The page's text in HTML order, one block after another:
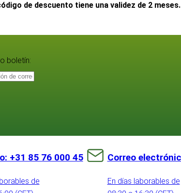
de descuento tiene una validez de 2 meses.
boletín:
+31 85 76 000 45
de
Correo
En días laborables de